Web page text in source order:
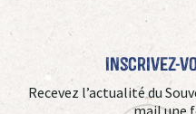
Inscrivez-
Recevez l’actualité du
mail une